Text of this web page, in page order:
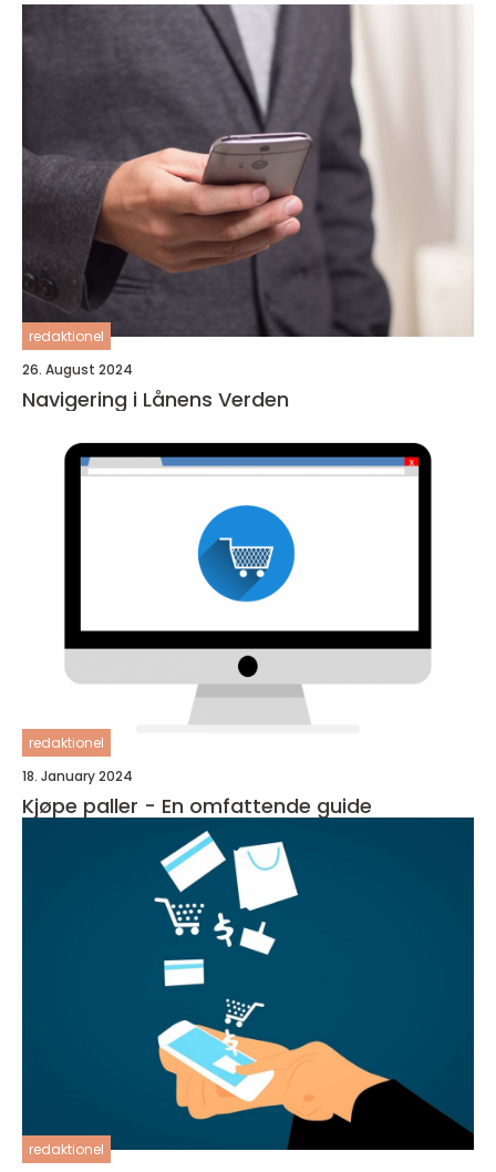
redaktionel
26. August 2024
Navigering i Lånens Verden
redaktionel
18. January 2024
Kjøpe paller - En omfattende guide
redaktionel